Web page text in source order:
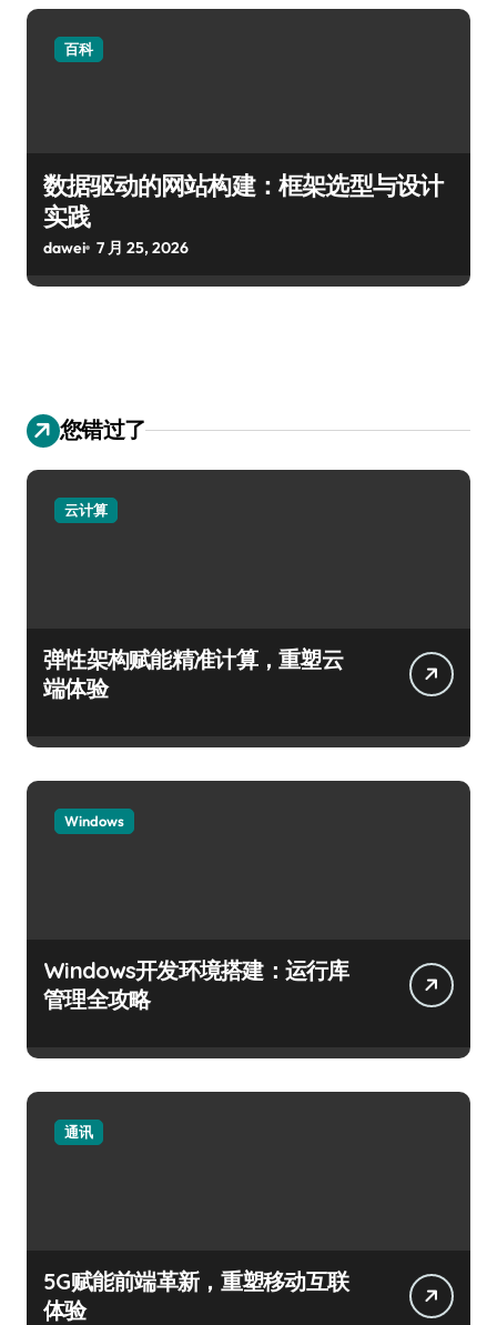
百科
数据驱动的网站构建：框架选型与设计
实践
dawei 7 月 25, 2026
您错过了
云计算
弹性架构赋能精准计算，重塑云
端体验
Windows
Windows开发环境搭建：运行库
管理全攻略
通讯
5G赋能前端革新，重塑移动互联
体验